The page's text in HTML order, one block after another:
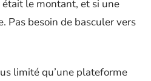
le montant, et si une
Pas besoin de basculer vers
limité qu’une plateforme